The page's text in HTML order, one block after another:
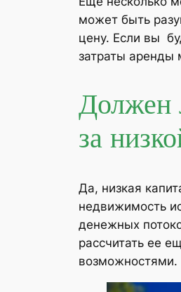
может быть
цену. Если вы
затраты аренды
Должен
за
Да, низкая
недвижимость
денежных
рассчитать ее
возможностями.